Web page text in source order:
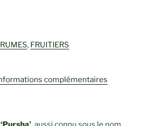
, FRUITIERS
complémentaires